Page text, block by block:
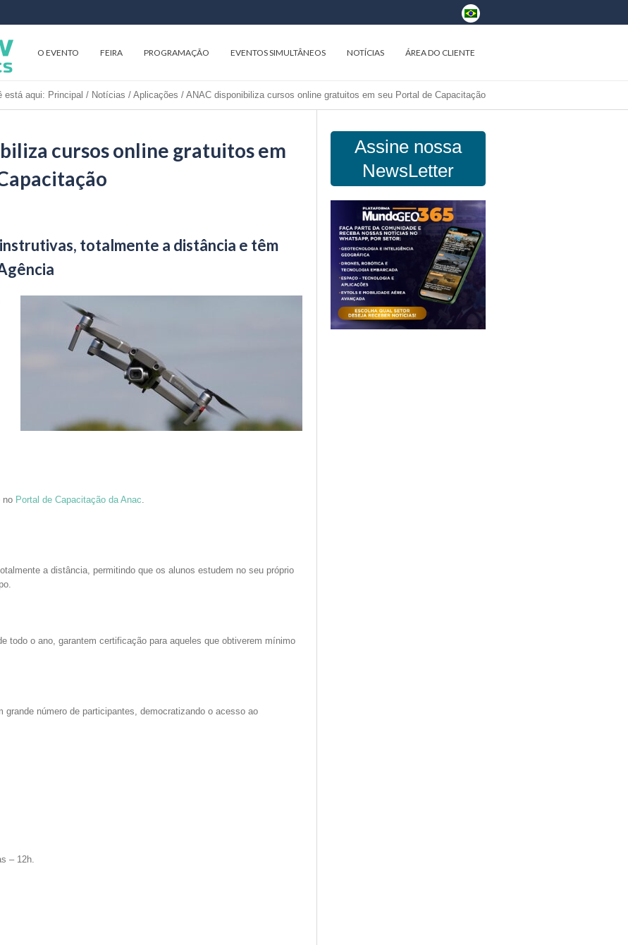
O EVENTO FEIRA PROGRAMAÇÃO EVENTOS SIMULTÂNEOS NOTÍCIAS ÁREA DO CLIENTE
está aqui: Principal / Notícias / Aplicações / ANAC disponibiliza cursos online gratuitos em seu Portal de Capacitação
cursos online gratuitos em
totalmente a distância e têm
no Portal de Capacitação da Anac.
a distância, permitindo que os alunos estudem no seu próprio
todo o ano, garantem certificação para aqueles que obtiverem mínimo
número de participantes, democratizando o acesso ao
– 12h.
Assine nossa
NewsLetter